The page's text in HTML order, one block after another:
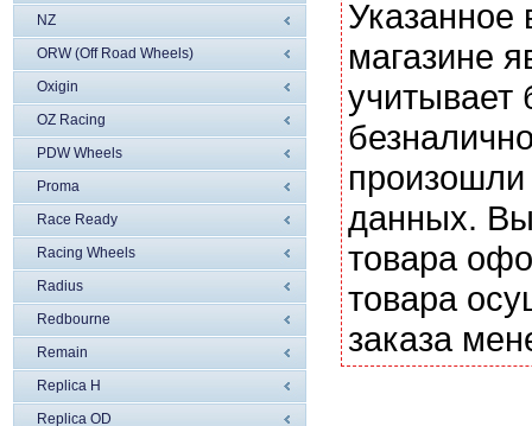
NZ
ORW (Off Road Wheels)
Oxigin
OZ Racing
PDW Wheels
Proma
Race Ready
Racing Wheels
Radius
Redbourne
Remain
Replica H
Replica OD
магазине
учитывает
данных. Вы
товара
товара
заказа